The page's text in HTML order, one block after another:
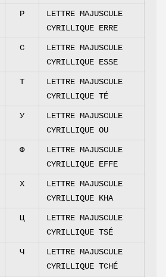
Р
LETTRE MAJUSCULE
CYRILLIQUE ERRE
С
LETTRE MAJUSCULE
CYRILLIQUE ESSE
Т
LETTRE MAJUSCULE
CYRILLIQUE TÉ
У
LETTRE MAJUSCULE
CYRILLIQUE OU
Ф
LETTRE MAJUSCULE
CYRILLIQUE EFFE
Х
LETTRE MAJUSCULE
CYRILLIQUE KHA
Ц
LETTRE MAJUSCULE
CYRILLIQUE TSÉ
Ч
LETTRE MAJUSCULE
CYRILLIQUE TCHÉ